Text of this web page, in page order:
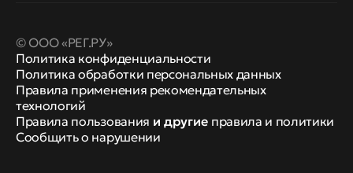
© ООО «РЕГ.РУ»
Политика конфиденциальности
Политика обработки персональных данных
Правила применения рекомендательных
технологий
Правила пользования и другие правила и политики
Сообщить о нарушении